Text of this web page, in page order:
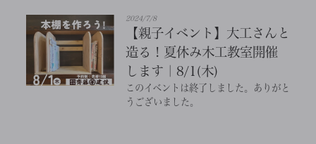
2024/7/8
【親子イベント】大工さんと
造る！夏休み木工教室開催
します｜8/1(木)
このイベントは終了しました。ありがと
うございました。